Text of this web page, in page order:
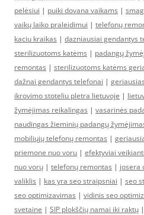
pelėsiui | puiki dovana vaikams |
vaikų laiko praleidimui | telefonų
kaciu kraikas | dazniausiai gendantys
sterilizuotoms katėms | padangų
remontas | sterilizuotoms katėms
dažnai gendantys telefonai |
ikrovimo stoteliu pletra lietuvoje |
žymėjimas reikalingas | vasarinės
naudingas žieminių padangų
mobiliųjų telefonų remontas |
priemone nuo voru | efektyviai
nuo vorų | telefonų remontas | josera
valiklis | kas yra seo straipsniai | seo
seo optimizavimas | vidinis seo
svetaine | SIP plokščių namai iki raktų |